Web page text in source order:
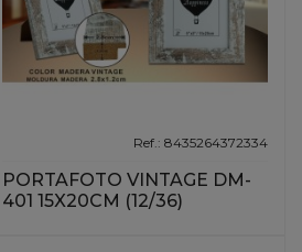
Ref.: 8435264372334
PORTAFOTO VINTAGE DM-
401 15X20CM (12/36)